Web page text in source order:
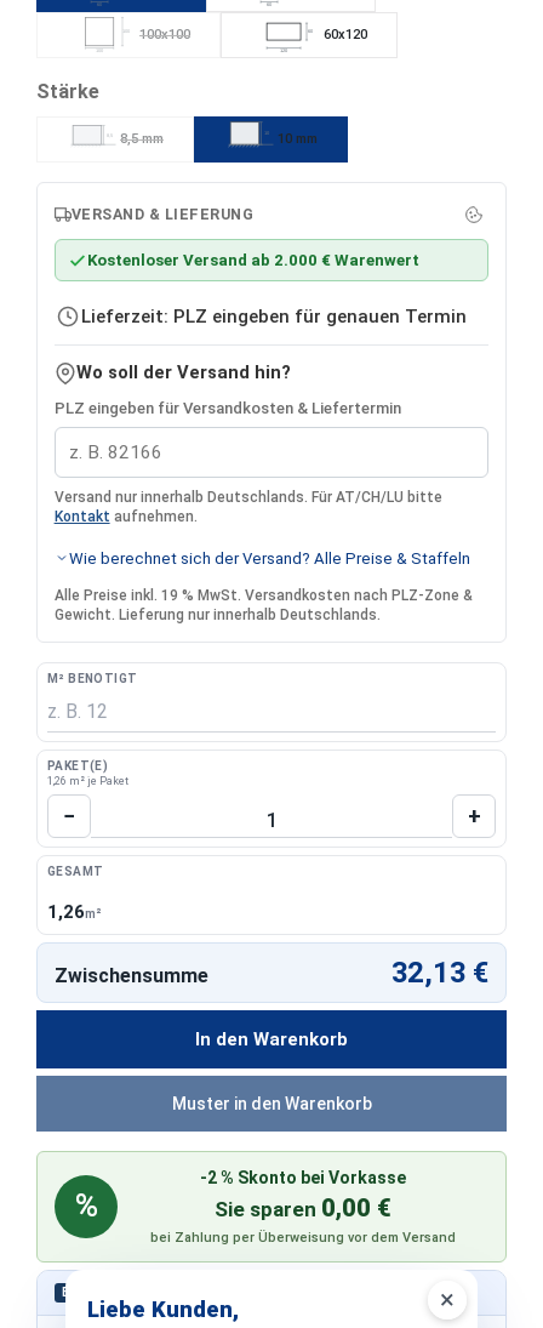
×
Liebe Kunden,
60
100x100
(Diese Option ist zurzeit nicht verfügbar.)
120
60x120
Stärkeauswählen
8,5 8,5 mm
(Diese Option ist zurzeit nicht verfügbar.)
10 10 mm
VERSAND & LIEFERUNG
Kostenloser Versand ab 2.000 € Warenwert
Lieferzeit: PLZ eingeben für genauen Termin
Wo soll der Versand hin?
PLZ eingeben für Versandkosten & Liefertermin
Versand nur innerhalb Deutschlands. Für AT/CH/LU bitte
Kontakt aufnehmen.
Wie berechnet sich der Versand? Alle Preise & Staffeln
Alle Preise inkl. 19 % MwSt. Versandkosten nach PLZ-Zone &
Gewicht. Lieferung nur innerhalb Deutschlands.
M² BENÖTIGT
PAKET(E)
1,26 m² je Paket
Produkt Anzahl: Gib den gewünschten
− +
GESAMT
1,26m²
In den Warenkorb
EXPRESS
Zwischensumme 32,13 €
%
-2 % Skonto bei Vorkasse
Sie sparen 0,00 €
bei Zahlung per Überweisung vor dem Versand
Muster in den Warenkorb